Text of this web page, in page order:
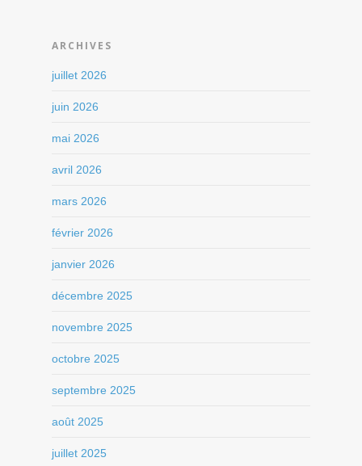
ARCHIVES
juillet 2026
juin 2026
mai 2026
avril 2026
mars 2026
février 2026
janvier 2026
décembre 2025
novembre 2025
octobre 2025
septembre 2025
août 2025
juillet 2025